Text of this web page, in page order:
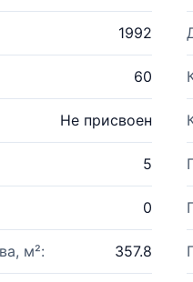
1992
60
Не присвоен
5
0
м²: 357.8